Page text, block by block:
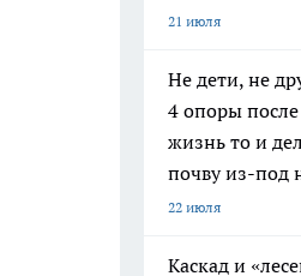
21 июля
Не дети, не
4 опоры
жизнь то и
почву из-под
22 июля
Каскад и